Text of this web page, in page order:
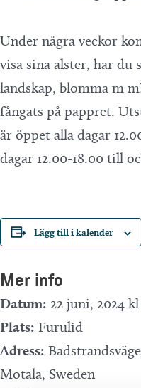
Under några veckor
visa sina alster, har du
landskap, blomma m
fångats på pappret.
är öppet alla dagar
dagar 12.00-18.00 till
Lägg till i kalender
Mer info
Datum: 22 juni, 2024 kl
Plats: Furulid
Adress:
Motala, Sweden